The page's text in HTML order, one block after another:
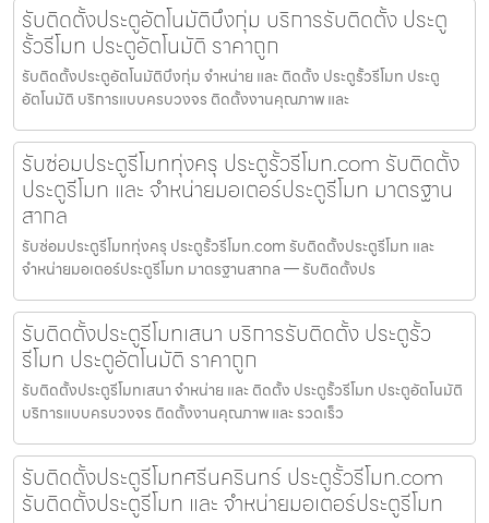
รับติดตั้งประตูอัตโนมัติบึงกุ่ม บริการรับติดตั้ง ประตู
รั้วรีโมท ประตูอัตโนมัติ ราคาถูก
รับติดตั้งประตูอัตโนมัติบึงกุ่ม จำหน่าย และ ติดตั้ง ประตูรั้วรีโมท ประตู
อัตโนมัติ บริการแบบครบวงจร ติดตั้งงานคุณภาพ และ
รับซ่อมประตูรีโมททุ่งครุ ประตูรั้วรีโมท.com รับติดตั้ง
ประตูรีโมท และ จำหน่ายมอเตอร์ประตูรีโมท มาตรฐาน
สากล
รับซ่อมประตูรีโมททุ่งครุ ประตูรั้วรีโมท.com รับติดตั้งประตูรีโมท และ
จำหน่ายมอเตอร์ประตูรีโมท มาตรฐานสากล — รับติดตั้งปร
รับติดตั้งประตูรีโมทเสนา บริการรับติดตั้ง ประตูรั้ว
รีโมท ประตูอัตโนมัติ ราคาถูก
รับติดตั้งประตูรีโมทเสนา จำหน่าย และ ติดตั้ง ประตูรั้วรีโมท ประตูอัตโนมัติ
บริการแบบครบวงจร ติดตั้งงานคุณภาพ และ รวดเร็ว
รับติดตั้งประตูรีโมทศรีนครินทร์ ประตูรั้วรีโมท.com
รับติดตั้งประตูรีโมท และ จำหน่ายมอเตอร์ประตูรีโมท